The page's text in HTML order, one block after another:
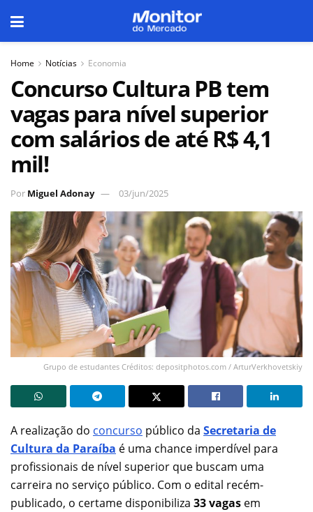
Home Notícias Economia
Concurso Cultura PB tem
vagas para nível superior
com salários de até R$ 4,1
mil!
Por Miguel Adonay 03/jun/2025
Grupo de estudantes Créditos: depositphotos.com / ArturVerkhovetskiy
A realização do concurso público da Secretaria de
Cultura da Paraíba é uma chance imperdível para
profissionais de nível superior que buscam uma
carreira no serviço público. Com o edital recém-
publicado, o certame disponibiliza 33 vagas em